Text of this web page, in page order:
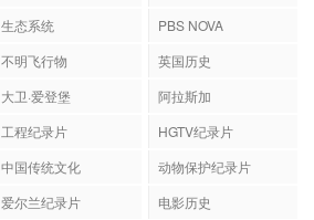
生态系统
PBS NOVA
不明飞行物
英国历史
大卫·爱登堡
阿拉斯加
工程纪录片
HGTV纪录片
中国传统文化
动物保护纪录片
爱尔兰纪录片
电影历史